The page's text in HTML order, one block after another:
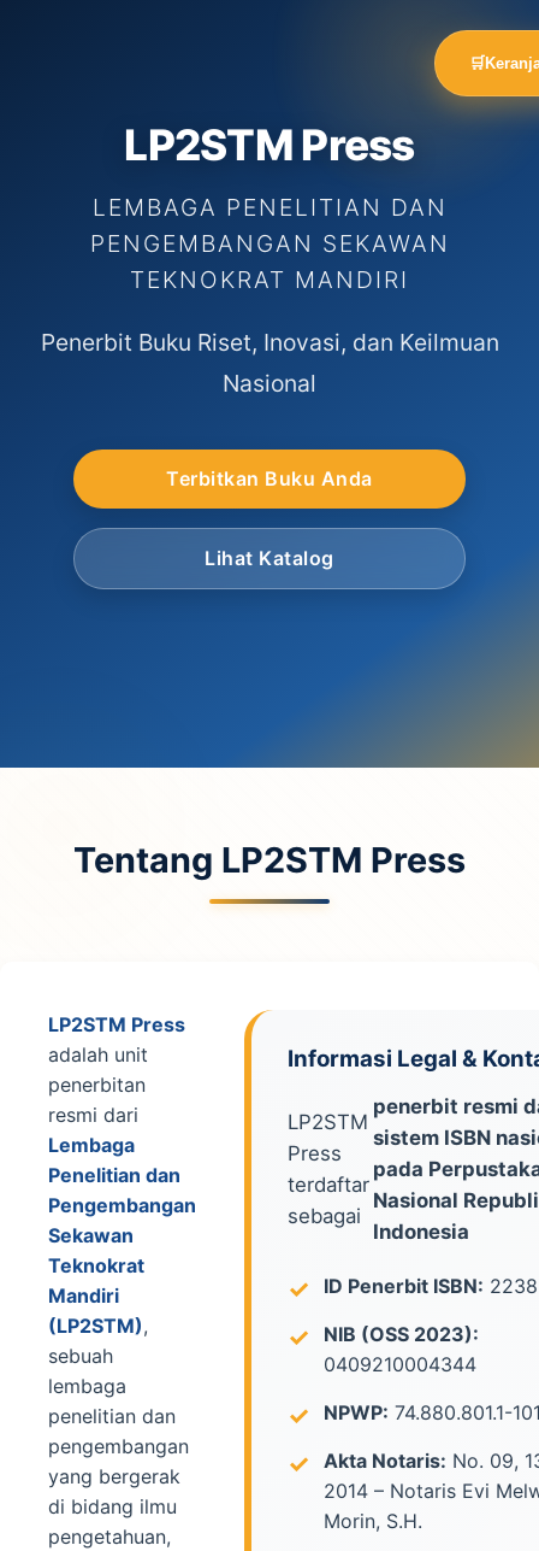
🛒
LP2STM Press
LEMBAGA PENELITIAN DAN
PENGEMBANGAN SEKAWAN
TEKNOKRAT MANDIRI
Penerbit Buku Riset, Inovasi, dan Keilmuan
Nasional
Terbitkan Buku Anda
Lihat Katalog
Tentang LP2STM Press
LP2STM Press
adalah unit
penerbitan
resmi dari
Lembaga
Penelitian dan
Pengembangan
Sekawan
Teknokrat
Mandiri
(LP2STM),
sebuah
lembaga
penelitian dan
pengembangan
yang bergerak
di bidang ilmu
pengetahuan,
Informasi Legal &
LP2STM
Press
terdaftar
sebagai
penerbit resmi
sistem ISBN
pada
Nasional
Indonesia
ID Penerbit ISBN:
NIB (OSS 2023):
0409210004344
NPWP: 74.880.801.1-
Akta Notaris: No. 09,
2014 – Notaris Evi
Morin, S.H.